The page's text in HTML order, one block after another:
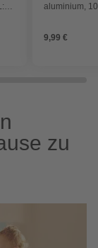
aluminium,
9,99 €
zu